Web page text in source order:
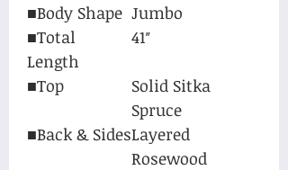
■Body Shape Jumbo
■Total
Length
41″
■Top
Solid Sitka
Spruce
■Back & SidesLayered
Rosewood